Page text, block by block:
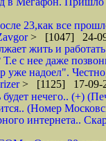
23,как все
> [1047] 24-
жить и
с нее даже
уже надоел".
> [1125] 17-09-
нечего.. (+)
(Номер
интернета..